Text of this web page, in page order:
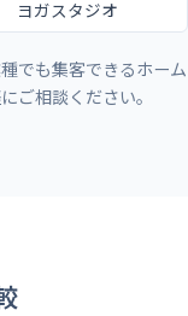
ヨガスタジオ
でも集客できるホーム
ご相談ください。